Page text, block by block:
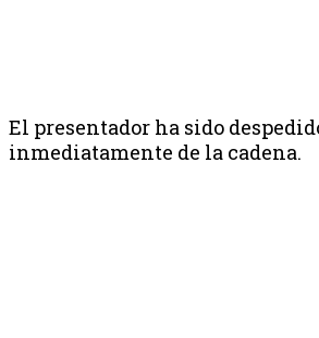
El presentador ha sido
inmediatamente de la cadena.